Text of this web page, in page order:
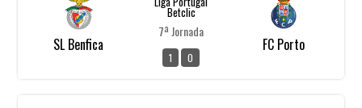
SL Benfica
Betclic
7ª Jornada
1 0
FC Porto